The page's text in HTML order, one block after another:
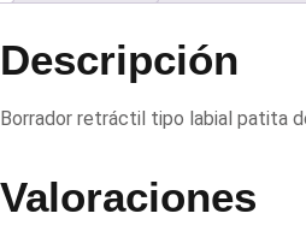
Descripción
Borrador retráctil tipo labial patita
Valoraciones